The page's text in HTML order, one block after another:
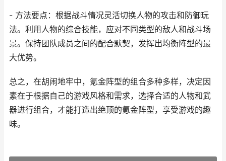
- 方法要点：根据战斗情况灵活切换人物的攻击和防御玩
法。利用人物的综合技能，应对不同类型的敌人和战斗场
景。保持团队成员之间的配合默契，发挥出均衡阵型的最
大优势。
总之，在胡闹地牢中，氪金阵型的组合多种多样，决定因
素在于根据自己的游戏风格和需求，选择合适的人物和武
器进行组合，才能打造出绝顶的氪金阵型，享受游戏的趣
味。